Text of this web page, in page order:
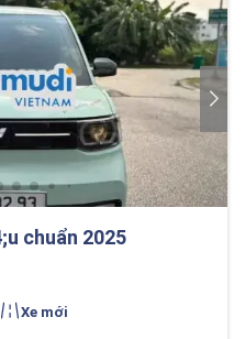
chuẩn 2025
Xe mới